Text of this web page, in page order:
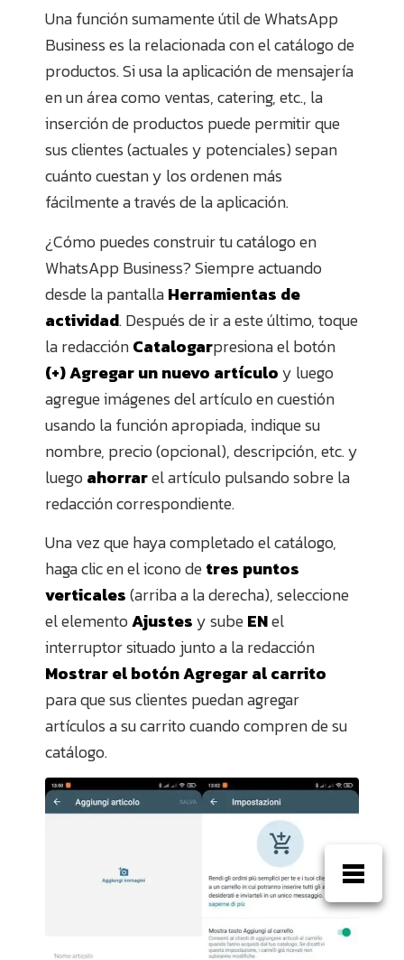
Una función sumamente útil de WhatsApp
Business es la relacionada con el catálogo de
productos. Si usa la aplicación de mensajería
en un área como ventas, catering, etc., la
inserción de productos puede permitir que
sus clientes (actuales y potenciales) sepan
cuánto cuestan y los ordenen más
fácilmente a través de la aplicación.
¿Cómo puedes construir tu catálogo en
WhatsApp Business? Siempre actuando
desde la pantallaHerramientas de
actividad. Después de ir a este último, toque
la redacciónCatalogarpresiona el botón
(+) Agregar un nuevo artículoy luego
agregue imágenes del artículo en cuestión
usando la función apropiada, indique su
nombre, precio (opcional), descripción, etc. y
luegoahorrarel artículo pulsando sobre la
redacción correspondiente.
Una vez que haya completado el catálogo,
haga clic en el icono detres puntos
verticales(arriba a la derecha), seleccione
el elementoAjustesy subeENel
interruptor situado junto a la redacción
Mostrar el botón Agregar al carrito
para que sus clientes puedan agregar
artículos a su carrito cuando compren de su
catálogo.